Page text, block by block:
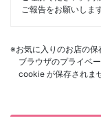
ご報告をお願いします
※お気に入りのお店の保
ブラウザのプライベ
cookie が保存されま